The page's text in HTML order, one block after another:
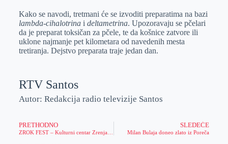
p
Kako se navodi, tretmani će se izvoditi preparatima na bazi
lambda-cihalotrinai deltametrina. Upozoravaju se pčelari
da je preparat toksičan za pčele, te da košnice zatvore ili
uklone najmanje pet kilometara od navedenih mesta
tretiranja. Dejstvo preparata traje jedan dan.
RTV Santos
Autor: Redakcija radio televizije Santos
PRETHODNO
ZROK FEST – Kulturni centar Zrenjanin, jul i avgust 2022.
SLEDEĆE
Milan Bulaja doneo zlato iz Poreča